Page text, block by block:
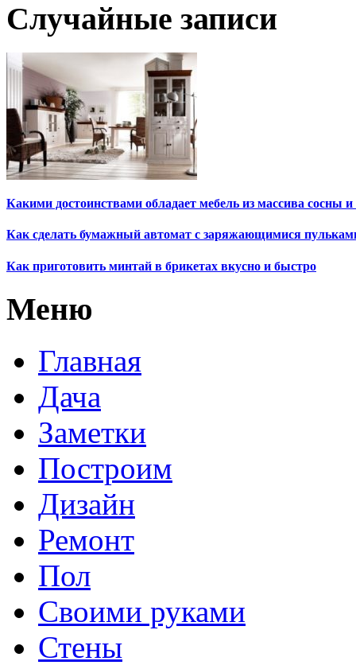
Случайные записи
Какими достоинствами обладает мебель из массива сосны
Как сделать бумажный автомат с заряжающимися
Как приготовить минтай в брикетах вкусно и быстро
Меню
Главная
Дача
Заметки
Построим
Дизайн
Ремонт
Пол
Своими руками
Стены